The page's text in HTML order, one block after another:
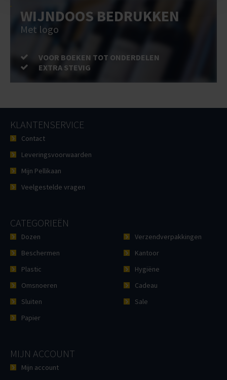
WIJNDOOS BEDRUKKEN
Met logo
VOOR BOEKEN TOT ONDERDELEN
EXTRA STEVIG
KLANTENSERVICE
Contact
Leveringsvoorwaarden
Mijn Pellikaan
Veelgestelde vragen
CATEGORIEËN
Dozen
Beschermen
Plastic
Omsnoeren
Sluiten
Papier
Verzendverpakkingen
Kantoor
Hygiëne
Cadeau
Sale
MIJN ACCOUNT
Mijn account